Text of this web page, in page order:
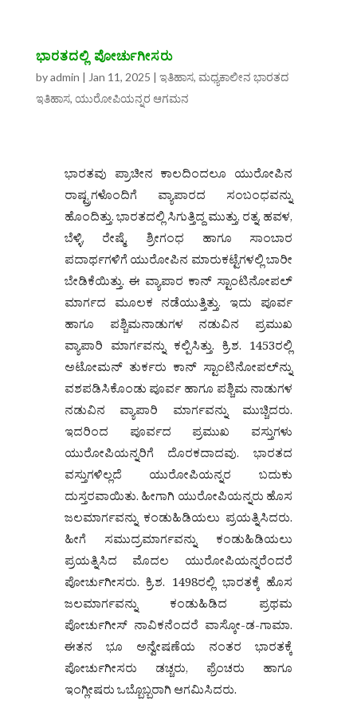
ಭಾರತದಲ್ಲಿ ಪೋರ್ಚುಗೀಸರು
byadmin | Jan 11, 2025 | ಇತಿಹಾಸ, ಮಧ್ಯಕಾಲೀನ ಭಾರತದ
ಇತಿಹಾಸ, ಯುರೋಪಿಯನ್ನರ ಆಗಮನ
ಭಾರತವು ಪ್ರಾಚೀನ ಕಾಲದಿಂದಲೂ ಯುರೋಪಿನ
ರಾಷ್ಟ್ರಗಳೊಂದಿಗೆ ವ್ಯಾಪಾರದ ಸಂಬಂಧವನ್ನು
ಹೊಂದಿತ್ತು. ಭಾರತದಲ್ಲಿ ಸಿಗುತ್ತಿದ್ದ ಮುತ್ತು, ರತ್ನ, ಹವಳ,
ಬೆಳ್ಳಿ, ರೇಷ್ಮೆ, ಶ್ರೀಗಂಧ ಹಾಗೂ ಸಾಂಬಾರ
ಪದಾರ್ಥಗಳಿಗೆ ಯುರೋಪಿನ ಮಾರುಕಟ್ಟೆಗಳಲ್ಲಿ ಬಾರೀ
ಬೇಡಿಕೆಯಿತ್ತು. ಈ ವ್ಯಾಪಾರ ಕಾನ್ ಸ್ಟಾಂಟಿನೋಪಲ್
ಮಾರ್ಗದ ಮೂಲಕ ನಡೆಯುತ್ತಿತ್ತು. ಇದು ಪೂರ್ವ
ಹಾಗೂ ಪಶ್ಚಿಮನಾಡುಗಳ ನಡುವಿನ ಪ್ರಮುಖ
ವ್ಯಾಪಾರಿ ಮಾರ್ಗವನ್ನು ಕಲ್ಪಿಸಿತ್ತು. ಕ್ರಿ.ಶ. 1453ರಲ್ಲಿ
ಅಟೋಮನ್ ತುರ್ಕರು ಕಾನ್ ಸ್ಟಾಂಟಿನೋಪಲ್‌ನ್ನು
ವಶಪಡಿಸಿಕೊಂಡು ಪೂರ್ವ ಹಾಗೂ ಪಶ್ಚಿಮ ನಾಡುಗಳ
ನಡುವಿನ ವ್ಯಾಪಾರಿ ಮಾರ್ಗವನ್ನು ಮುಚ್ಚಿದರು.
ಇದರಿಂದ ಪೂರ್ವದ ಪ್ರಮುಖ ವಸ್ತುಗಳು
ಯುರೋಪಿಯನ್ನರಿಗೆ ದೊರಕದಾದವು. ಭಾರತದ
ವಸ್ತುಗಳಿಲ್ಲದೆ ಯುರೋಪಿಯನ್ನರ ಬದುಕು
ದುಸ್ತರವಾಯಿತು. ಹೀಗಾಗಿ ಯುರೋಪಿಯನ್ನರು ಹೊಸ
ಜಲಮಾರ್ಗವನ್ನು ಕಂಡುಹಿಡಿಯಲು ಪ್ರಯತ್ನಿಸಿದರು.
ಹೀಗೆ ಸಮುದ್ರಮಾರ್ಗವನ್ನು ಕಂಡುಹಿಡಿಯಲು
ಪ್ರಯತ್ನಿಸಿದ ಮೊದಲ ಯುರೋಪಿಯನ್ನರೆಂದರೆ
ಪೋರ್ಚುಗೀಸರು. ಕ್ರಿ.ಶ. 1498ರಲ್ಲಿ ಭಾರತಕ್ಕೆ ಹೊಸ
ಜಲಮಾರ್ಗವನ್ನು ಕಂಡುಹಿಡಿದ ಪ್ರಥಮ
ಪೋರ್ಚುಗೀಸ್ ನಾವಿಕನೆಂದರೆ ವಾಸ್ಕೋ-ಡ-ಗಾಮಾ.
ಈತನ ಭೂ ಅನ್ವೇಷಣೆಯ ನಂತರ ಭಾರತಕ್ಕೆ
ಪೋರ್ಚುಗೀಸರು ಡಚ್ಚರು, ಫ್ರೆಂಚರು ಹಾಗೂ
ಇಂಗ್ಲೀಷರು ಒಬ್ಬೊಬ್ಬರಾಗಿ ಆಗಮಿಸಿದರು.